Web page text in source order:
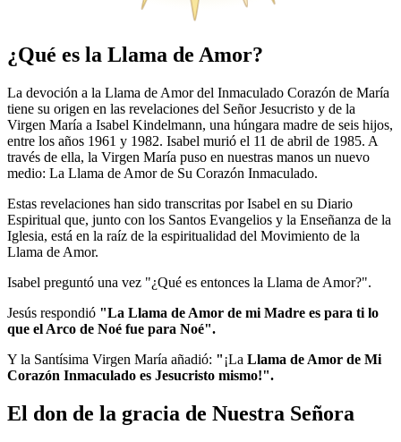
¿Qué es la Llama de Amor?
La devoción a la Llama de Amor del Inmaculado Corazón de María
tiene su origen en las revelaciones del Señor Jesucristo y de la
Virgen María a Isabel Kindelmann, una húngara madre de seis hijos,
entre los años 1961 y 1982. Isabel murió el 11 de abril de 1985. A
través de ella, la Virgen María puso en nuestras manos un nuevo
medio: La Llama de Amor de Su Corazón Inmaculado.
Estas revelaciones han sido transcritas por Isabel en su Diario
Espiritual que, junto con los Santos Evangelios y la Enseñanza de la
Iglesia, está en la raíz de la espiritualidad del Movimiento de la
Llama de Amor.
Isabel preguntó una vez "¿Qué es entonces la Llama de Amor?".
Jesús respondió "La Llama de Amor de mi Madre es para ti lo
que el Arco de Noé fue para Noé".
Y la Santísima Virgen María añadió: "¡La Llama de Amor de Mi
Corazón Inmaculado es Jesucristo mismo!".
El don de la gracia de Nuestra Señora